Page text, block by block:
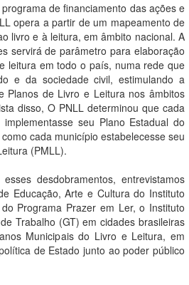
de financiamento das ações e
opera a partir de um mapeamento de
livro e à leitura, em âmbito nacional. A
servirá de parâmetro para elaboração
leitura em todo o país, numa rede que
e da sociedade civil, estimulando a
Planos de Livro e Leitura nos âmbitos
disso, O PNLL determinou que cada
seu Plano Estadual do
cada município estabelecesse seu
(PMLL).
desdobramentos, entrevistamos
Educação, Arte e Cultura do Instituto
Programa Prazer em Ler, o Instituto
Trabalho (GT) em cidades brasileiras
Municipais do Livro e Leitura, em
de Estado junto ao poder público